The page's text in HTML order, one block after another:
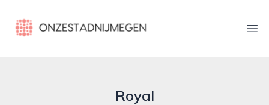
onzestadnijmegen.nl
Royal